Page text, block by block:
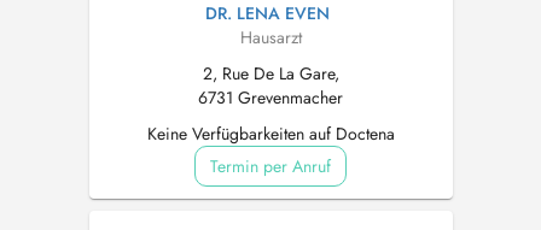
DR. LENA EVEN
Hausarzt
2, Rue De La Gare,
6731 Grevenmacher
Keine Verfügbarkeiten auf Doctena
Termin per Anruf